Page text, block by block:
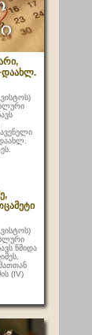
წმიდა
(IV)